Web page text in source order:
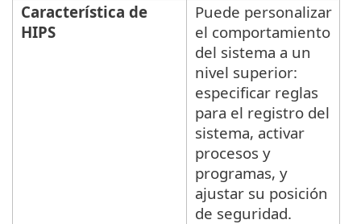
Característica de
HIPS
Puede personalizar
el comportamiento
del sistema a un
nivel superior:
especificar reglas
para el registro del
sistema, activar
procesos y
programas, y
ajustar su posición
de seguridad.